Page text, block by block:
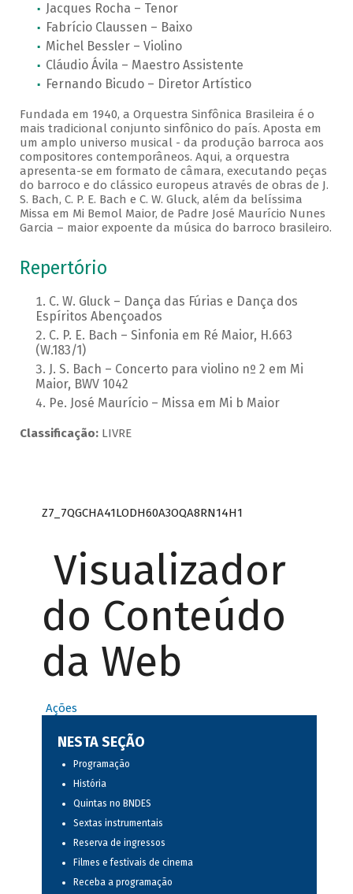
Jacques Rocha – Tenor
Fabrício Claussen – Baixo
Michel Bessler – Violino
Cláudio Ávila – Maestro Assistente
Fernando Bicudo – Diretor Artístico
Fundada em 1940, a Orquestra Sinfônica Brasileira é o
mais tradicional conjunto sinfônico do país. Aposta em
um amplo universo musical - da produção barroca aos
compositores contemporâneos. Aqui, a orquestra
apresenta-se em formato de câmara, executando peças
do barroco e do clássico europeus através de obras de J.
S. Bach, C. P. E. Bach e C. W. Gluck, além da belíssima
Missa em Mi Bemol Maior, de Padre José Maurício Nunes
Garcia – maior expoente da música do barroco brasileiro.
Repertório
C. W. Gluck – Dança das Fúrias e Dança dos
Espíritos Abençoados
C. P. E. Bach – Sinfonia em Ré Maior, H.663
(W.183/1)
J. S. Bach – Concerto para violino nº 2 em Mi
Maior, BWV 1042
Pe. José Maurício – Missa em Mi b Maior
Classificação:LIVRE
Z7_7QGCHA41LODH60A3OQA8RN14H1
Visualizador
do Conteúdo
da Web
Ações
NESTA SEÇÃO
Programação
História
Quintas no BNDES
Sextas instrumentais
Reserva de ingressos
Filmes e festivais de cinema
Receba a programação